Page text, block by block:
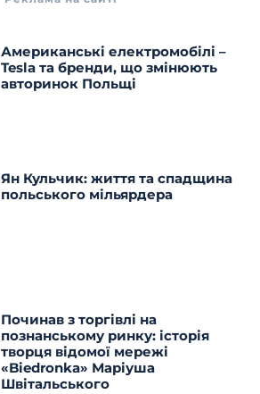
Американські електромобілі –
Tesla та бренди, що змінюють
авторинок Польщі
Ян Кульчик: життя та спадщина
польського мільярдера
Починав з торгівлі на
познанському ринку: історія
творця відомої мережі
«Biedronka» Маріуша
Швітальського